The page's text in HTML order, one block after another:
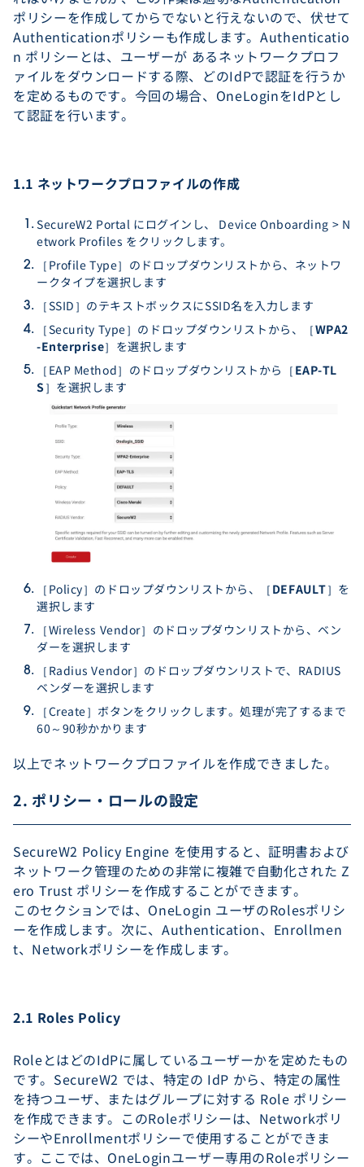
ポリシーを作成してからでないと行えないので、伏せて
Authenticationポリシーも作成します。Authenticatio
n ポリシーとは、ユーザーが あるネットワークプロフ
ァイルをダウンロードする際、どのIdPで認証を行うか
を定めるものです。今回の場合、OneLoginをIdPとし
て認証を行います。
1.1 ネットワークプロファイルの作成
SecureW2 Portal にログインし、 Device Onboarding > N
etwork Profiles をクリックします。
［Profile Type］のドロップダウンリストから、ネットワ
ークタイプを選択します
［SSID］のテキストボックスにSSID名を入力します
［Security Type］のドロップダウンリストから、［WPA2
-Enterprise］を選択します
［EAP Method］のドロップダウンリストから［ EAP-TL
S］を選択します
［Policy］のドロップダウンリストから、［ DEFAULT］を
選択します
［Wireless Vendor］のドロップダウンリストから、ベン
ダーを選択します
［Radius Vendor］のドロップダウンリストで、RADIUS
ベンダーを選択します
［Create］ボタンをクリックします。処理が完了するまで
60～90秒かかります
以上でネットワークプロファイルを作成できました。
2. ポリシー・ロールの設定
SecureW2 Policy Engine を使用すると、証明書および
ネットワーク管理のための非常に複雑で自動化された Z
ero Trust ポリシーを作成することができます。
このセクションでは、OneLogin ユーザのRolesポリシ
ーを作成します。次に、Authentication、Enrollmen
t、Networkポリシーを作成します。
2.1 Roles Policy
RoleとはどのIdPに属しているユーザーかを定めたもの
です。SecureW2 では、特定の IdP から、特定の属性
を持つユーザ、またはグループに対する Role ポリシー
を作成できます。このRoleポリシーは、Networkポリ
シーやEnrollmentポリシーで使用することができま
す。ここでは、OneLoginユーザー専用のRoleポリシー